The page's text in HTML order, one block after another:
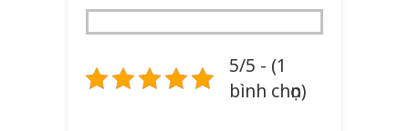
5/5 - (1
bình chọn)